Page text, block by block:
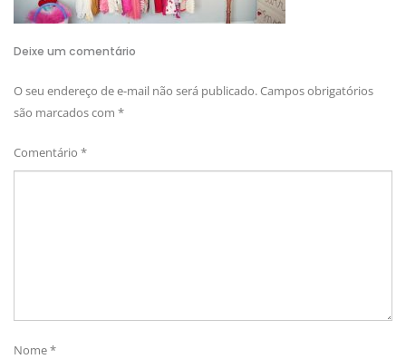
Deixe um comentário
O seu endereço de e-mail não será publicado.Campos obrigatórios
são marcados com *
Comentário *
Nome*